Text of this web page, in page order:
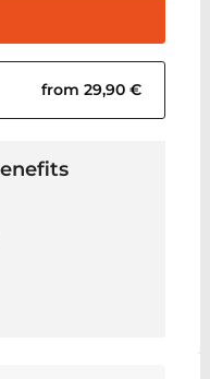
from 29,90 €